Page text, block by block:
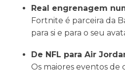
Real engrenagem
Fortnite é parceira da
para si e para o seu
De NFL para Air
Os maiores eventos de